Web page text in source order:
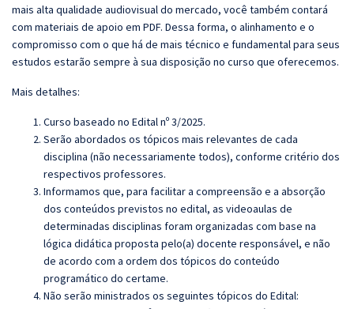
mais alta qualidade audiovisual do mercado, você também contará
com materiais de apoio em PDF. Dessa forma, o alinhamento e o
compromisso com o que há de mais técnico e fundamental para seus
estudos estarão sempre à sua disposição no curso que oferecemos.
Mais detalhes:
Curso baseado no Edital nº 3/2025.
Serão abordados os tópicos mais relevantes de cada
disciplina (não necessariamente todos), conforme critério dos
respectivos professores.
Informamos que, para facilitar a compreensão e a absorção
dos conteúdos previstos no edital, as videoaulas de
determinadas disciplinas foram organizadas com base na
lógica didática proposta pelo(a) docente responsável, e não
de acordo com a ordem dos tópicos do conteúdo
programático do certame.
Não serão ministrados os seguintes tópicos do Edital: